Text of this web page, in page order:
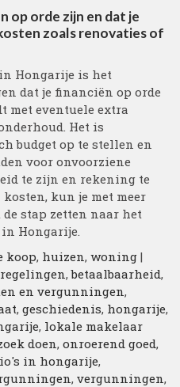
op orde zijn en dat je
zoals renovaties of
Hongarije is het
dat je financiën op orde
met eventuele extra
Het is
budget op te stellen en
voor onvoorziene
te zijn en rekening te
kun je met meer
stap zetten naar het
Hongarije.
koop, huizen,woning |
,betaalbaarheid,
en vergunningen,
,geschiedenis, hongarije,
, lokale makelaar
doen,onroerend goed,
in hongarije,
,vergunningen,